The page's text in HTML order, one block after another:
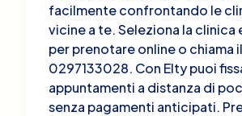
facilmente confrontando le
vicine a te. Seleziona la clinica
per prenotare online o chiama
0297133028. Con Elty puoi
appuntamenti a distanza di
senza pagamenti anticipati.